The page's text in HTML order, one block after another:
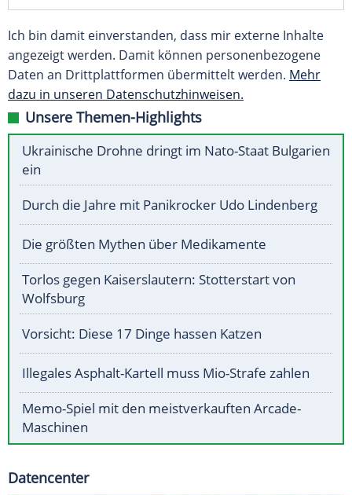
Ich bin damit einverstanden, dass mir externe Inhalte
angezeigt werden. Damit können personenbezogene
Daten an Drittplattformen übermittelt werden. Mehr
dazu in unseren Datenschutzhinweisen.
Unsere Themen-Highlights
Ukrainische Drohne dringt im Nato-Staat Bulgarien
ein
Durch die Jahre mit Panikrocker Udo Lindenberg
Die größten Mythen über Medikamente
Torlos gegen Kaiserslautern: Stotterstart von
Wolfsburg
Vorsicht: Diese 17 Dinge hassen Katzen
Illegales Asphalt-Kartell muss Mio-Strafe zahlen
Memo-Spiel mit den meistverkauften Arcade-
Maschinen
Datencenter